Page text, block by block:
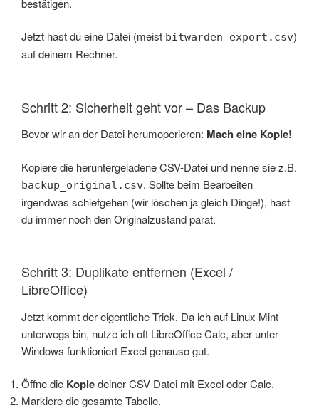
Jetzt hast du eine Datei (meist bitwarden_export.csv)
auf deinem Rechner.
Schritt 2: Sicherheit geht vor – Das Backup
Bevor wir an der Datei herumoperieren: Mach eine Kopie!
Kopiere die heruntergeladene CSV-Datei und nenne sie z.B.
backup_original.csv. Sollte beim Bearbeiten
irgendwas schiefgehen (wir löschen ja gleich Dinge!), hast
du immer noch den Originalzustand parat.
Schritt 3: Duplikate entfernen (Excel /
LibreOffice)
Jetzt kommt der eigentliche Trick. Da ich auf Linux Mint
unterwegs bin, nutze ich oft LibreOffice Calc, aber unter
Windows funktioniert Excel genauso gut.
Öffne die Kopiedeiner CSV-Datei mit Excel oder Calc.
Markiere die gesamte Tabelle.